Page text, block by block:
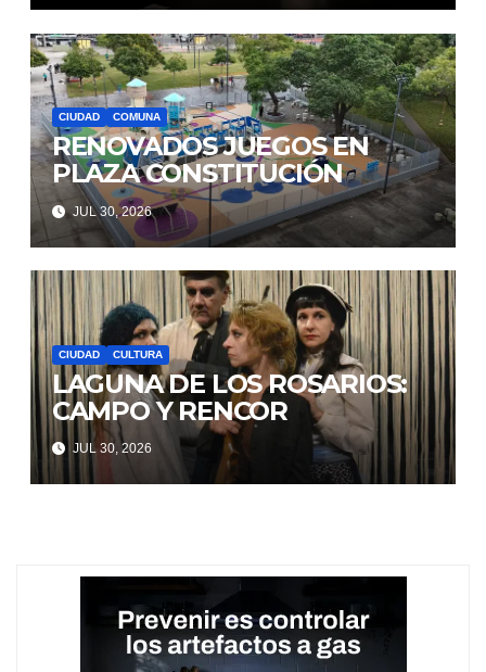
CIUDAD COMUNA
RENOVADOS JUEGOS EN
PLAZA CONSTITUCIÓN
JUL 30, 2026
CIUDAD CULTURA
LAGUNA DE LOS ROSARIOS:
CAMPO Y RENCOR
JUL 30, 2026